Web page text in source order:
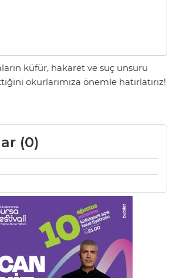
küfür, hakaret ve suç unsuru
okurlarımıza önemle hatırlatırız!
(0)